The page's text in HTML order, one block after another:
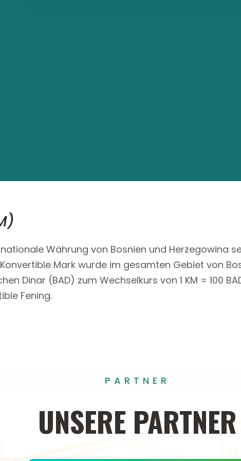
Währung von Bosnien und Herzegowina
Konvertible Mark wurde im gesamten Gebiet von
Dinar (BAD) zum Wechselkurs von 1 KM = 100
Fening.
PARTNER
UNSERE PARTNER